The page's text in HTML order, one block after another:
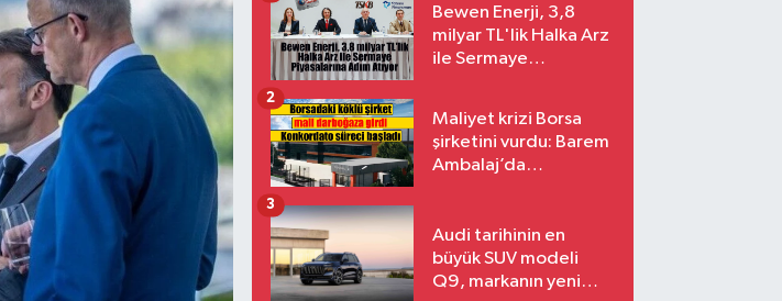
Bewen Enerji, 3,8
milyar TL'lik Halka Arz
ile Sermaye
Maliyet krizi Borsa
şirketini vurdu: Barem
Ambalaj’da
2
Audi tarihinin en
büyük SUV modeli
Q9, markanın yeni
3